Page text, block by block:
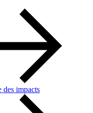
des impacts